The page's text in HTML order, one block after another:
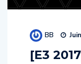
BB
[E3